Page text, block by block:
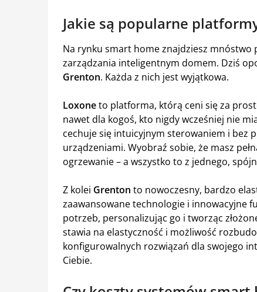
Jakie są popularne
Na rynku smart home znajdziesz
zarządzania inteligentnym domem. Dziś
Grenton. Każda z nich jest wyjątkowa.
Loxoneto platforma, którą ceni się za
nawet dla kogoś, kto nigdy wcześniej nie
cechuje się intuicyjnym sterowaniem i bez
urządzeniami. Wyobraź sobie, że masz
ogrzewanie – a wszystko to z jednego,
Z kolei Grenton to nowoczesny, bardzo
zaawansowane technologie i innowacyjne
potrzeb, personalizując go i tworząc
stawia na elastyczność i możliwość
konfigurowalnych rozwiązań dla swojego
Ciebie.